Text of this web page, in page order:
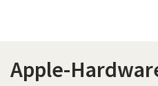
Apple-